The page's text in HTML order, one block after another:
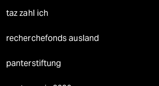
taz zahl ich
recherchefonds ausland
panterstiftung